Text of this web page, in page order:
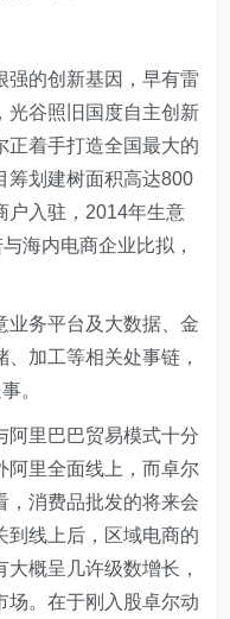
强的创新基因，早有雷
光谷照旧国度自主创新
正着手打造全国最大的
筹划建树面积高达800
户入驻，2014年生意
海内电商企业比拟，
业务平台及大数据、金
加工等相关处事链，
。
阿里巴巴贸易模式十分
阿里全面线上，而卓尔
，消费品批发的将来会
到线上后，区域电商的
概呈几许级数增长，
场。在于刚入股卓尔动